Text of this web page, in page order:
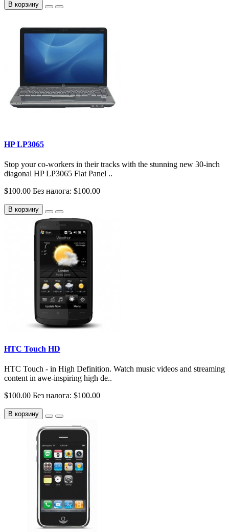
В корзину
HP LP3065
Stop your co-workers in their tracks with the stunning new 30-inch
diagonal HP LP3065 Flat Panel ..
$100.00 Без налога: $100.00
В корзину
HTC Touch HD
HTC Touch - in High Definition. Watch music videos and streaming
content in awe-inspiring high de..
$100.00 Без налога: $100.00
В корзину